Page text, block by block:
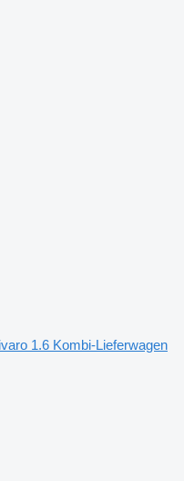
1.6 Kombi-Lieferwagen